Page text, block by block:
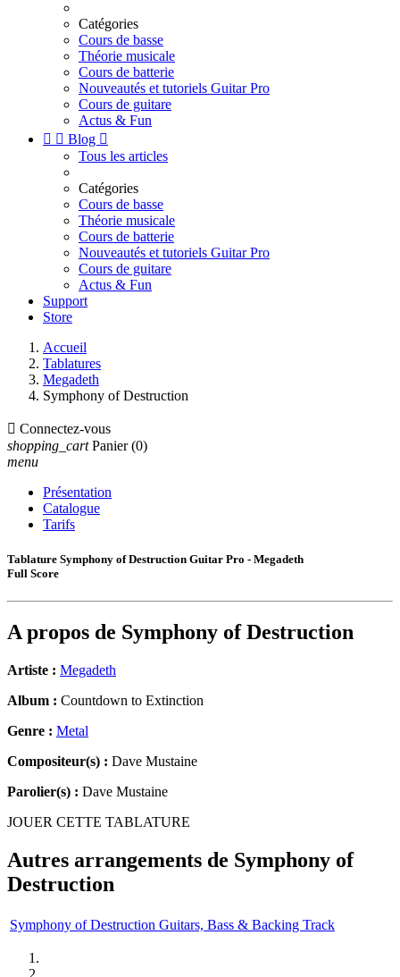
Catégories
Cours de basse
Théorie musicale
Cours de batterie
Nouveautés et tutoriels Guitar Pro
Cours de guitare
Actus & Fun
  Blog 
Tous les articles
Catégories
Cours de basse
Théorie musicale
Cours de batterie
Nouveautés et tutoriels Guitar Pro
Cours de guitare
Actus & Fun
Support
Store
Accueil
Tablatures
Megadeth
Symphony of Destruction
 Connectez-vous
shopping_cart Panier (0)
menu
Présentation
Catalogue
Tarifs
Tablature Symphony of Destruction Guitar Pro - Megadeth
Full Score
A propos de Symphony of Destruction
Artiste : Megadeth
Album : Countdown to Extinction
Genre : Metal
Compositeur(s) : Dave Mustaine
Parolier(s) : Dave Mustaine
JOUER CETTE TABLATURE
Autres arrangements de Symphony of
Destruction
Symphony of Destruction Guitars, Bass & Backing Track